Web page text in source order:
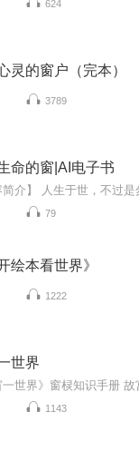
624
灵的窗户（完本）
3789
命的窗|AI电子书
79
绘本看世界》
1222
世界
1143